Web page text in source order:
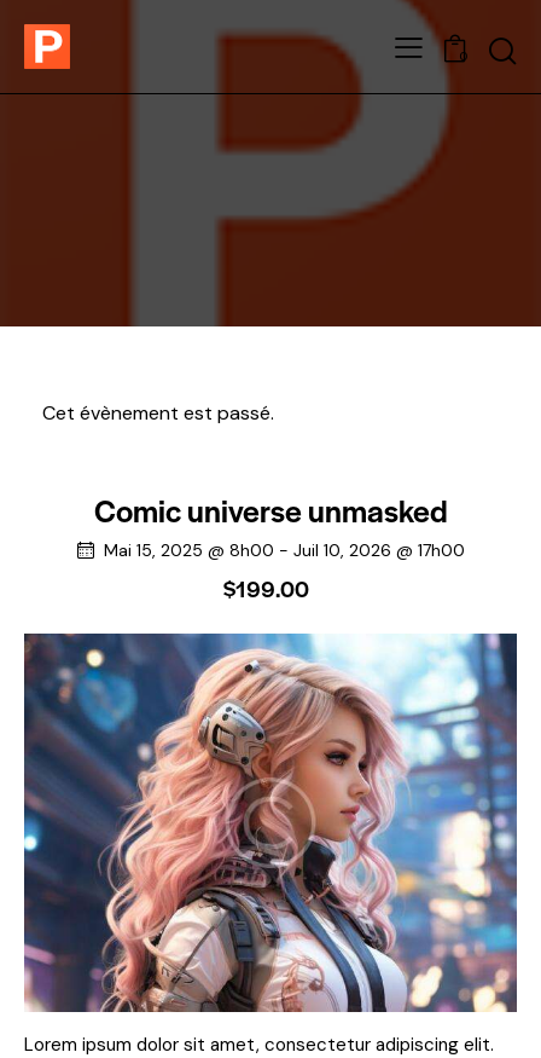
0
Cet évènement est passé.
Comic universe unmasked
Mai 15, 2025 @ 8h00 - Juil 10, 2026 @ 17h00
$199.00
Lorem ipsum dolor sit amet, consectetur adipiscing elit.